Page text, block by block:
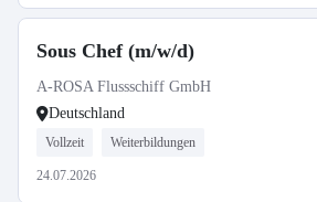
Sous Chef (m/w/d)
A-ROSA Flussschiff GmbH
Deutschland
Vollzeit Weiterbildungen
24.07.2026